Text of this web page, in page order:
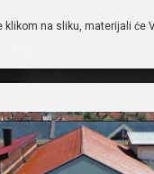
klikom na sliku, materijali će